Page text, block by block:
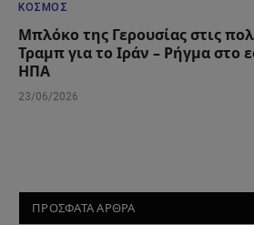
ΚΌΣΜΟΣ
Μπλόκο της Γερουσίας στις
Τραμπ για το Ιράν – Ρήγμα στο
ΗΠΑ
23/06/2026
ΠΡΟΣΦΑΤΑ ΑΡΘΡΑ